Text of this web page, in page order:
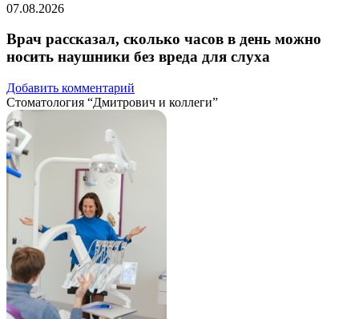
07.08.2026
Врач рассказал, сколько часов в день можно
носить наушники без вреда для слуха
Добавить комментарий
Стоматология “Дмитрович и коллеги”